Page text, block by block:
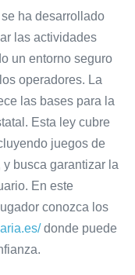
ha desarrollado
las actividades
un entorno seguro
operadores. La
las bases para la
Esta ley cubre
juegos de
busca garantizar la
En este
conozca los
donde puede